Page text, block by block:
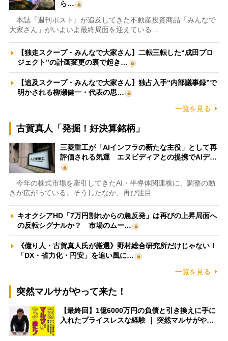
ら…
本誌『週刊ポスト』が追及してきた不動産投資商品「みんなで
大家さん」がいよいよ最終局面を迎えている…
【独走スクープ・みんなで大家さん】二転三転した“成田プロ
ジェクト”の計画変更の裏で起き…
【追及スクープ・みんなで大家さん】独占入手“内部議事録”で
明かされる柳瀬健一・代表の思…
一覧を見る
古賀真人「発掘！好決算銘柄」
三菱重工が「AIインフラの新たな主役」として再
評価される気運 エヌビディアとの提携でAIデ…
今年の株式市場を牽引してきたAI・半導体関連株に、調整の動
きが広がっている。そうしたなか、再び注目…
キオクシアHD「7万円割れからの急反発」は再びの上昇局面へ
の反転シグナルか？ 市場のムー…
《億り人・古賀真人氏が厳選》野村総合研究所だけじゃない！
「DX・省力化・円安」を追い風に…
一覧を見る
突然マルサがやって来た！
【最終回】1億6000万円の負債と引き換えに手に
入れたプライスレスな経験 ｜ 突然マルサがや…